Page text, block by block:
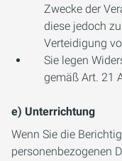
Zwecke der
diese jedoch
Verteidigung
Sie legen
gemäß Art. 21
e) Unterrichtung
Wenn Sie die
personenbezogenen